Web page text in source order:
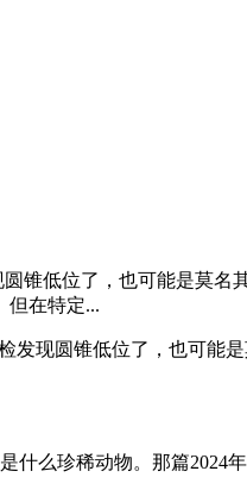
锥低位了，也可能是莫名
但在特定...
现圆锥低位了，也可能
么珍稀动物。那篇2024